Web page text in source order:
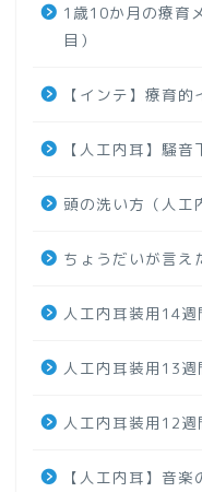
1歳10か月の療育
目）
【インテ】療育
【人工内耳】騒音
頭の洗い方（人工
ちょうだいが言え
人工内耳装用14週
人工内耳装用13週
人工内耳装用12週
【人工内耳】音楽